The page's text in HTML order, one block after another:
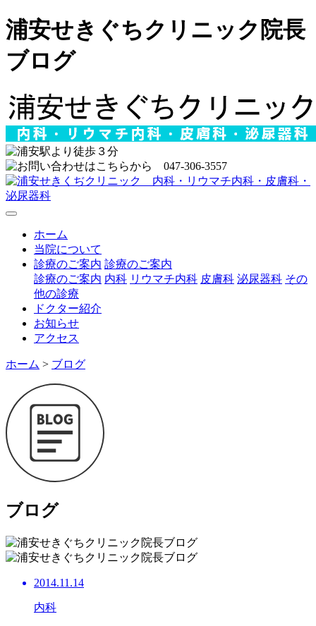
浦安せきぐちクリニック院長
ブログ
ホーム
当院について
診療のご案内 診療のご案内
診療のご案内 内科 リウマチ内科 皮膚科 泌尿器科 その
他の診療
ドクター紹介
お知らせ
アクセス
ホーム > ブログ
ブログ
2014.11.14
内科